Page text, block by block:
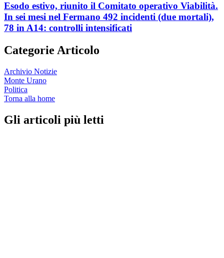
Esodo estivo, riunito il Comitato operativo Viabilità.
In sei mesi nel Fermano 492 incidenti (due mortali),
78 in A14: controlli intensificati
Categorie Articolo
Archivio Notizie
Monte Urano
Politica
Torna alla home
Gli articoli più letti